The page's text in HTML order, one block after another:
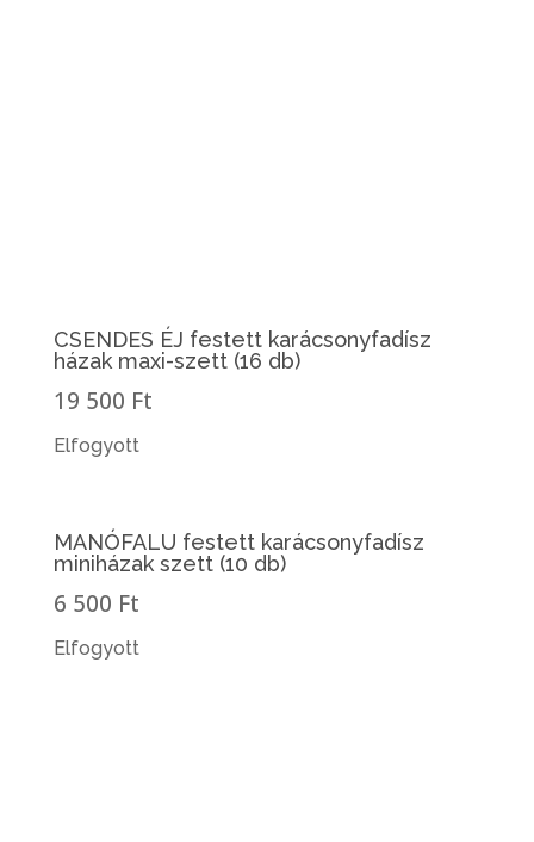
CSENDES ÉJ festett karácsonyfadísz
házak maxi-szett (16 db)
19 500 Ft
Elfogyott
MANÓFALU festett karácsonyfadísz
miniházak szett (10 db)
6 500 Ft
Elfogyott